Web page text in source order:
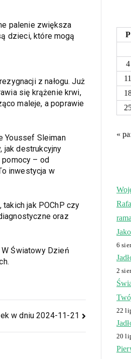
palenie zwiększa
dzieci, które mogą
z nałogu. Już
się krążenie krwi,
maleje, a poprawie
Youssef Sleiman
jak destrukcyjny
pomocy – od
inwestycja w
jak POChP czy
oraz
Światowy Dzień
w dniu 2024-11-21
P
4
11
«
6
2
22
20